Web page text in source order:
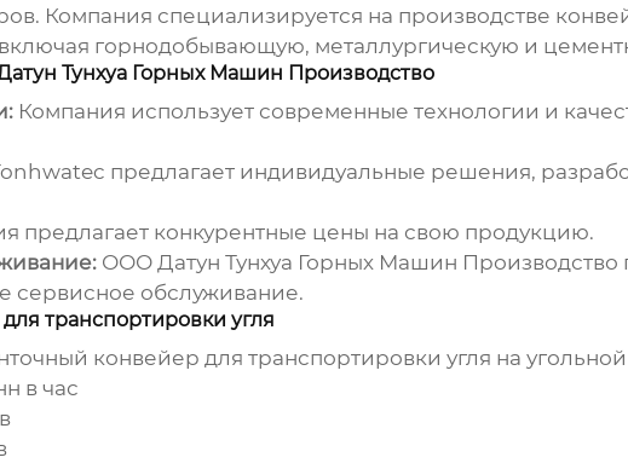
. Компания специализируется на производстве
горнодобывающую, металлургическую и
Тунхуа Горных Машин Производство
Компания использует современные технологии и
предлагает индивидуальные решения,
предлагает конкурентные цены на свою продукцию.
ООО Датун Тунхуа Горных Машин Производство
сервисное обслуживание.
транспортировки угля
конвейер для транспортировки угля на
в час